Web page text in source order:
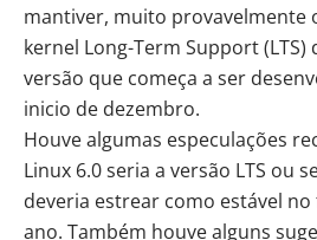
mantiver, muito provavelmente
kernel Long-Term Support (LTS)
versão que começa a ser
inicio de dezembro.
Houve algumas especulações
Linux 6.0 seria a versão LTS ou
deveria estrear como estável no
ano. Também houve alguns